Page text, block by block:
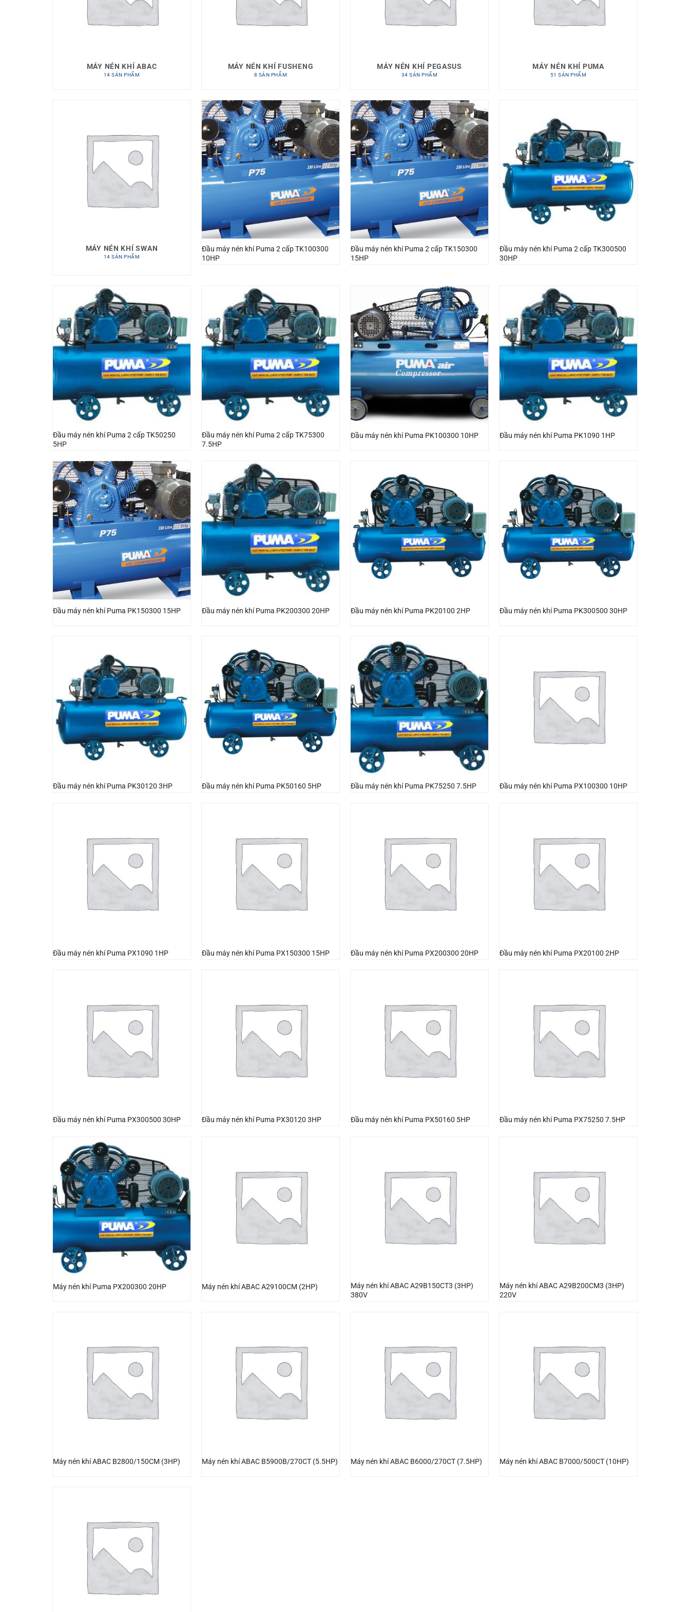
MÁY NÉN KHÍ ABAC
14 SẢN PHẨM
MÁY NÉN KHÍ FUSHENG
8 SẢN PHẨM
MÁY NÉN KHÍ PEGASUS
34 SẢN PHẨM
MÁY NÉN KHÍ PUMA
51 SẢN PHẨM
MÁY NÉN KHÍ SWAN
14 SẢN PHẨM
Đầu máy nén khí Puma 2 cấp TK100300
10HP
Đầu máy nén khí Puma 2 cấp TK150300
15HP
Đầu máy nén khí Puma 2 cấp TK300500
30HP
Đầu máy nén khí Puma 2 cấp TK50250
5HP
Đầu máy nén khí Puma 2 cấp TK75300
7.5HP
Đầu máy nén khí Puma PK100300 10HP Đầu máy nén khí Puma PK1090 1HP
Đầu máy nén khí Puma PK150300 15HP Đầu máy nén khí Puma PK200300 20HP Đầu máy nén khí Puma PK20100 2HP Đầu máy nén khí Puma PK300500 30HP
Đầu máy nén khí Puma PK30120 3HP Đầu máy nén khí Puma PK50160 5HP Đầu máy nén khí Puma PK75250 7.5HP Đầu máy nén khí Puma PX100300 10HP
Đầu máy nén khí Puma PX1090 1HP Đầu máy nén khí Puma PX150300 15HP Đầu máy nén khí Puma PX200300 20HP Đầu máy nén khí Puma PX20100 2HP
Đầu máy nén khí Puma PX300500 30HP Đầu máy nén khí Puma PX30120 3HP Đầu máy nén khí Puma PX50160 5HP Đầu máy nén khí Puma PX75250 7.5HP
Máy nén khí Puma PX200300 20HP Máy nén khí ABAC A29100CM (2HP)
Máy nén khí ABAC A29B150CT3 (3HP)
380V
Máy nén khí ABAC A29B200CM3 (3HP)
220V
Máy nén khí ABAC B2800/150CM (3HP) Máy nén khí ABAC B5900B/270CT (5.5HP) Máy nén khí ABAC B6000/270CT (7.5HP) Máy nén khí ABAC B7000/500CT (10HP)